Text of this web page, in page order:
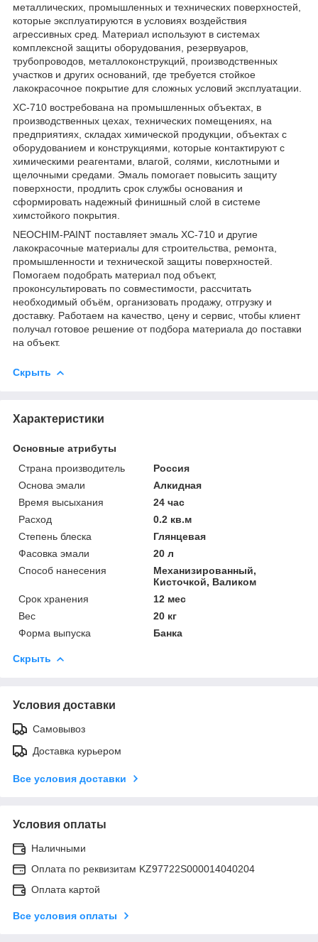
металлических, промышленных и технических поверхностей,
которые эксплуатируются в условиях воздействия
агрессивных сред. Материал используют в системах
комплексной защиты оборудования, резервуаров,
трубопроводов, металлоконструкций, производственных
участков и других оснований, где требуется стойкое
лакокрасочное покрытие для сложных условий эксплуатации.
ХС-710 востребована на промышленных объектах, в
производственных цехах, технических помещениях, на
предприятиях, складах химической продукции, объектах с
оборудованием и конструкциями, которые контактируют с
химическими реагентами, влагой, солями, кислотными и
щелочными средами. Эмаль помогает повысить защиту
поверхности, продлить срок службы основания и
сформировать надежный финишный слой в системе
химстойкого покрытия.
NEOCHIM-PAINT поставляет эмаль ХС-710 и другие
лакокрасочные материалы для строительства, ремонта,
промышленности и технической защиты поверхностей.
Помогаем подобрать материал под объект,
проконсультировать по совместимости, рассчитать
необходимый объём, организовать продажу, отгрузку и
доставку. Работаем на качество, цену и сервис, чтобы клиент
получал готовое решение от подбора материала до поставки
на объект.
Скрыть
Характеристики
Основные атрибуты
Страна производитель
Россия
Основа эмали
Алкидная
Время высыхания
24 час
Расход
0.2 кв.м
Степень блеска
Глянцевая
Фасовка эмали
20 л
Способ нанесения
Механизированный,
Кисточкой, Валиком
Срок хранения
12 мес
Вес
20 кг
Форма выпуска
Банка
Скрыть
Условия доставки
Самовывоз
Доставка курьером
Все условия доставки
Условия оплаты
Наличными
Оплата по реквизитам KZ97722S000014040204
Оплата картой
Все условия оплаты